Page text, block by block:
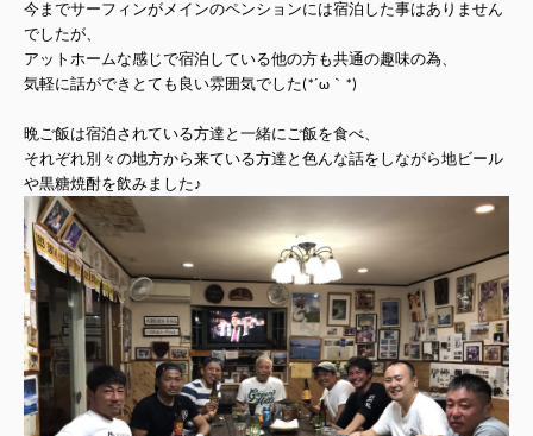
今までサーフィンがメインのペンションには宿泊した事はありません
でしたが、
アットホームな感じで宿泊している他の方も共通の趣味の為、
気軽に話ができとても良い雰囲気でした(*´ω｀*)
晩ご飯は宿泊されている方達と一緒にご飯を食べ、
それぞれ別々の地方から来ている方達と色んな話をしながら地ビール
や黒糖焼酎を飲みました♪